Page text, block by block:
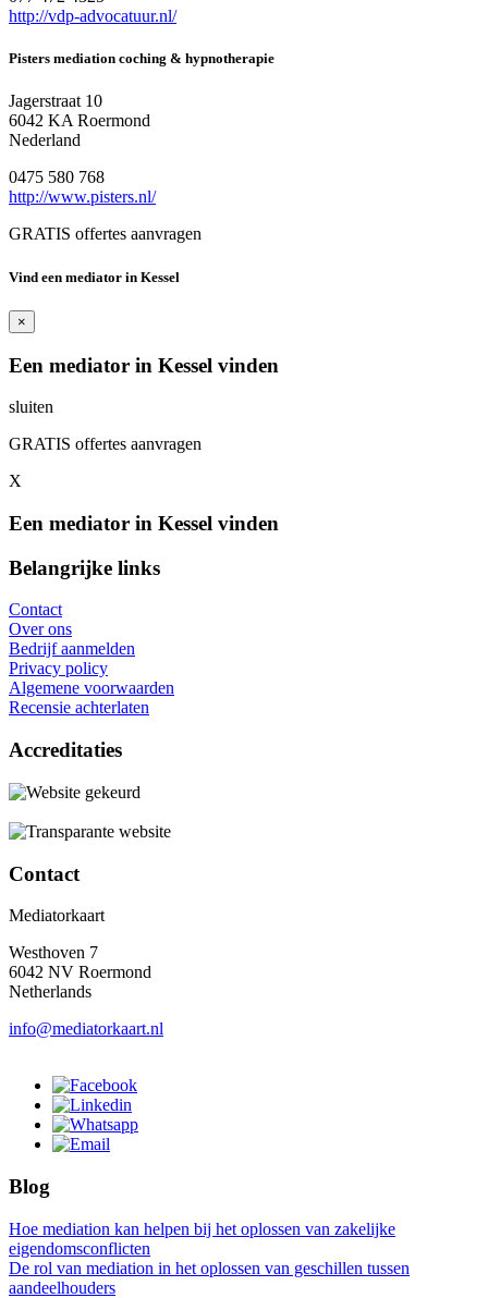
http://vdp-advocatuur.nl/
Pisters mediation coching & hypnotherapie
Jagerstraat 10
6042 KA Roermond
Nederland
0475 580 768
http://www.pisters.nl/
GRATIS offertes aanvragen
Vind een mediator in Kessel
×
Een mediator in Kessel vinden
sluiten
GRATIS offertes aanvragen
X
Een mediator in Kessel vinden
Belangrijke links
Contact
Over ons
Bedrijf aanmelden
Privacy policy
Algemene voorwaarden
Recensie achterlaten
Accreditaties
Contact
Mediatorkaart
Westhoven 7
6042 NV Roermond
Netherlands
info@mediatorkaart.nl
Blog
Hoe mediation kan helpen bij het oplossen van zakelijke
eigendomsconflicten
De rol van mediation in het oplossen van geschillen tussen
aandeelhouders